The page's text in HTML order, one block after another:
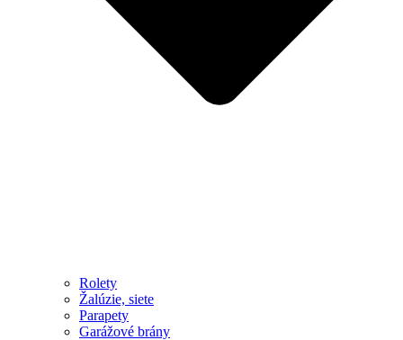
Rolety
Žalúzie, siete
Parapety
Garážové brány